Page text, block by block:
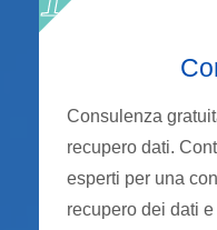
Consulenza
recupero dati.
esperti per una
recupero dei dati